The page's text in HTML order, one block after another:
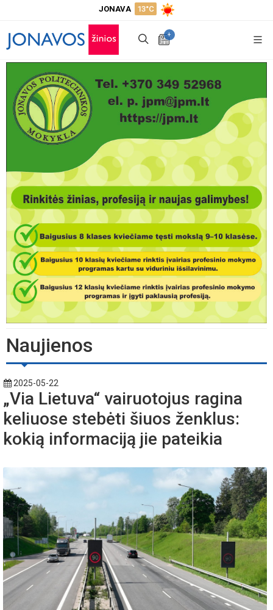
JONAVA 13°C
+
Naujienos
2025-05-22
„Via Lietuva“ vairuotojus ragina
keliuose stebėti šiuos ženklus:
kokią informaciją jie pateikia